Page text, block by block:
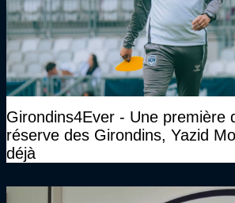
Girondins4Ever - Une première
réserve des Girondins, Yazid
déjà